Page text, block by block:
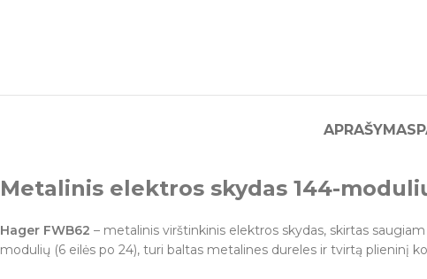
APRAŠYMAS
Metalinis elektros skydas 144-
Hager FWB62 – metalinis virštinkinis elektros skydas, skirtas
modulių (6 eilės po 24), turi baltas metalines dureles ir tvirtą plieninį